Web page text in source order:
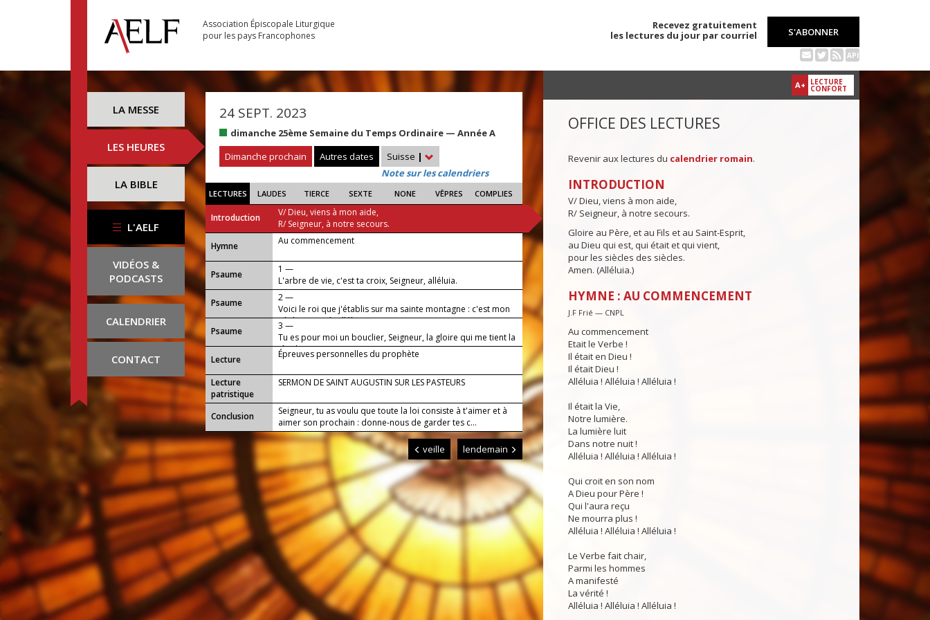
Association Épiscopale Liturgique
pour les pays Francophones
Recevez gratuitement
les lectures du jour par courriel
S'ABONNER
API
LA MESSE
LES HEURES
LA BIBLE
L'AELF
VIDÉOS &
PODCASTS
CALENDRIER
CONTACT
24 SEPT. 2023
dimanche 25ème Semaine du Temps Ordinaire — Année A
Dimanche prochain
Autres dates Suisse |
Note sur les calendriers
LECTURES LAUDES TIERCE SEXTE NONE VÊPRES COMPLIES
Introduction
V/ Dieu, viens à mon aide,
R/ Seigneur, à notre secours.
...
Hymne Au commencement
Psaume
1 —
L'arbre de vie, c'est ta croix, Seigneur, alléluia.
Psaume
2 —
Voici le roi que j'établis sur ma sainte montagne : c'est mon
Fils bien-aimé. Alléluia.
Psaume
3 —
Tu es pour moi un bouclier, Seigneur, la gloire qui me tient la
tête haute.
Lecture
Épreuves personnelles du prophète
Lecture
patristique
SERMON DE SAINT AUGUSTIN SUR LES PASTEURS
Conclusion
Seigneur, tu as voulu que toute la loi consiste à t'aimer et à
aimer son prochain : donne-nous de garder tes c...
veille lendemain
A+ LECTURE
CONFORT
OFFICE DES LECTURES
Revenir aux lectures du calendrier romain.
INTRODUCTION
V/ Dieu, viens à mon aide,
R/ Seigneur, à notre secours.
Gloire au Père, et au Fils et au Saint-Esprit,
au Dieu qui est, qui était et qui vient,
pour les siècles des siècles.
Amen. (Alléluia.)
HYMNE : AU COMMENCEMENT
J.F Frié — CNPL
Au commencement
Etait le Verbe !
Il était en Dieu !
Il était Dieu !
Alléluia ! Alléluia ! Alléluia !
Il était la Vie,
Notre lumière.
La lumière luit
Dans notre nuit !
Alléluia ! Alléluia ! Alléluia !
Qui croit en son nom
A Dieu pour Père !
Qui l'aura reçu
Ne mourra plus !
Alléluia ! Alléluia ! Alléluia !
Le Verbe fait chair,
Parmi les hommes
A manifesté
La vérité !
Alléluia ! Alléluia ! Alléluia !